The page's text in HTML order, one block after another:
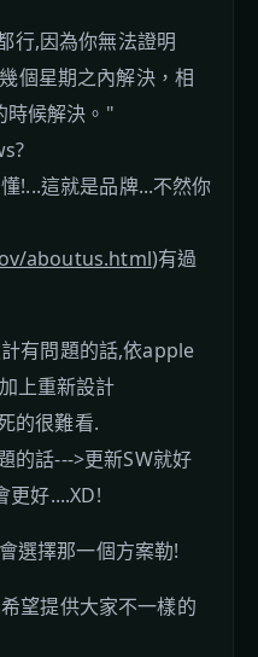
行,因為你無法證明
個星期之內解決，相
時候解決。"
!...這就是品牌...不然你
aboutus.html)有過
有問題的話,依apple
上重新設計
的很難看.
的話--->更新SW就好
更好....XD!
選擇那一個方案勒!
望提供大家不一樣的